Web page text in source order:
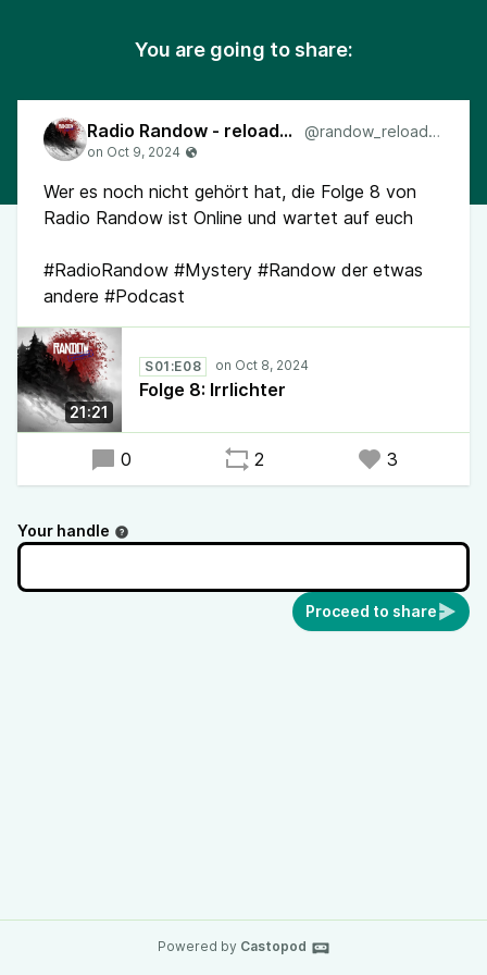
You are going to share:
Radio Randow - reloaded @randow_reloaded
Wer es noch nicht gehört hat, die Folge 8 von
Radio Randow ist Online und wartet auf euch
#RadioRandow #Mystery #Randow der etwas
andere #Podcast
21:21
S01:E08
Folge 8: Irrlichter
0 2 3
Your handle
Proceed to share
Powered by Castopod